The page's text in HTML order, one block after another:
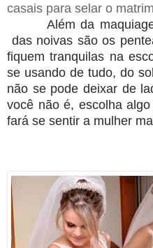
casais para selar o
Além da
das noivas são os
fiquem tranquilas na
se usando de tudo, do
não se pode deixar de
você não é, escolha
fará se sentir a mulher